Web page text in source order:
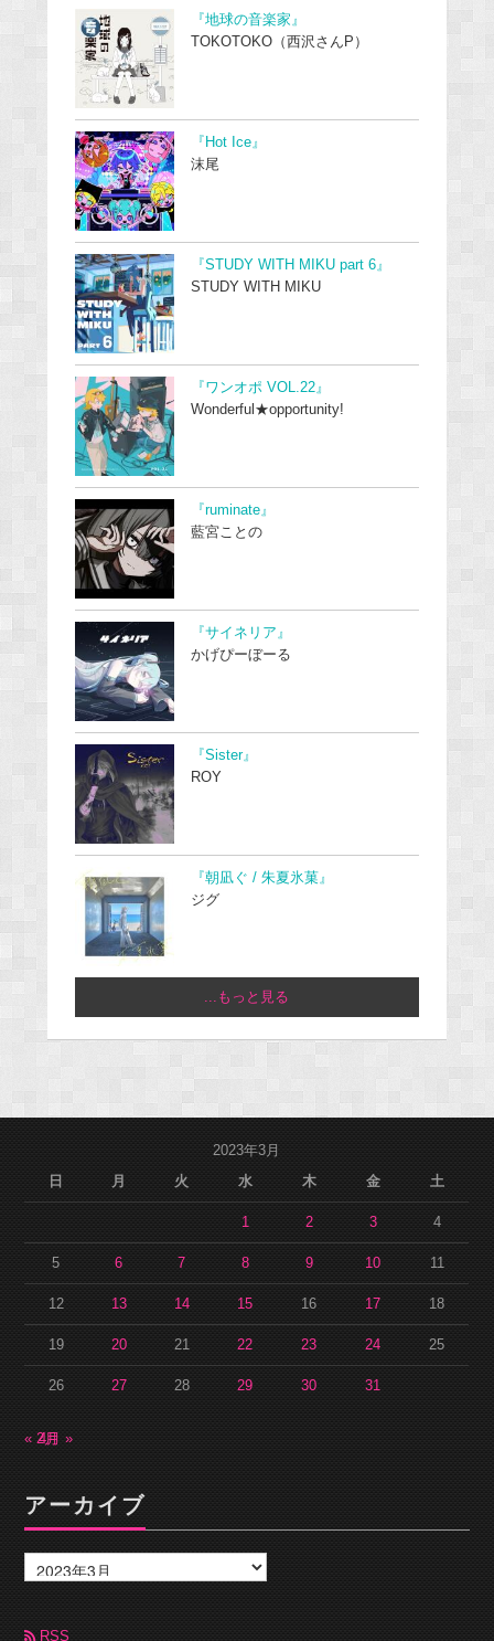
『地球の音楽家』
TOKOTOKO（西沢さんP）
『Hot Ice』
沫尾
『STUDY WITH MIKU part 6』
STUDY WITH MIKU
『ワンオポ VOL.22』
Wonderful★opportunity!
『ruminate』
藍宮ことの
『サイネリア』
かげぴーぼーる
『Sister』
ROY
『朝凪ぐ / 朱夏氷菓』
ジグ
...もっと見る
2023年3月
日
月 火 水 木 金 土
1 2 3 4
5 6 7 8 9 10 11
12 13 14 15 16 17 18
19 20 21 22 23 24 25
26 27 28 29 30 31
« 2月4月 »
アーカイブ
ー
カ
ブRSS